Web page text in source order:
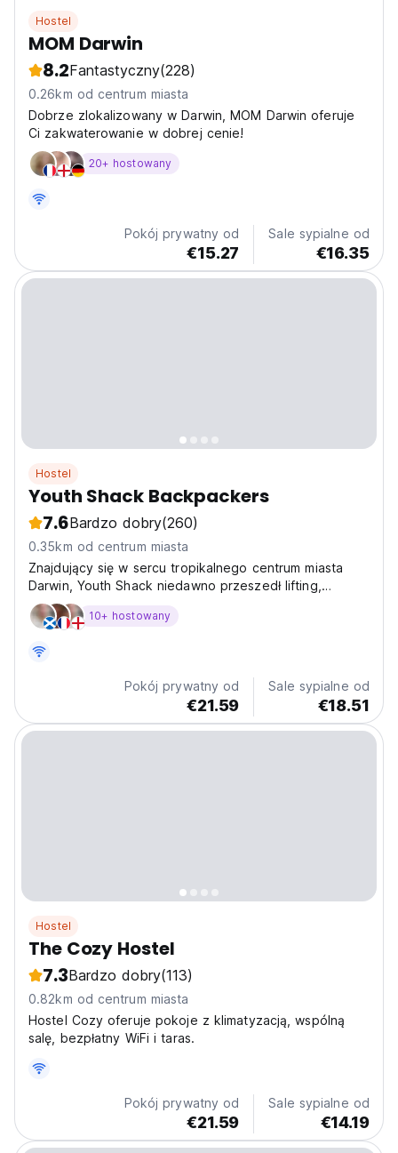
Hostel
MOM Darwin
8.2Fantastyczny(228)
0.26km od centrum miasta
Dobrze zlokalizowany w Darwin, MOM Darwin oferuje
Ci zakwaterowanie w dobrej cenie!
20+ hostowany
Pokój prywatny od
€15.27
Sale sypialne od
€16.35
Hostel
Youth Shack Backpackers
7.6Bardzo dobry(260)
0.35km od centrum miasta
Znajdujący się w sercu tropikalnego centrum miasta
Darwin, Youth Shack niedawno przeszedł lifting,
zapewniając najlepsze doświadczenie w podróżowaniu
po Top End.10+ hostowany
Pokój prywatny od
€21.59
Sale sypialne od
€18.51
Hostel
The Cozy Hostel
7.3Bardzo dobry(113)
0.82km od centrum miasta
Hostel Cozy oferuje pokoje z klimatyzacją, wspólną
salę, bezpłatny WiFi i taras.
Pokój prywatny od
€21.59
Sale sypialne od
€14.19